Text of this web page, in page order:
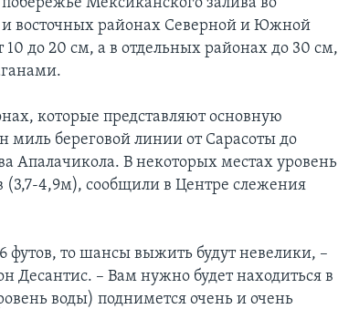
восточных районах Северной и Южной
10 до 20 см, а в отдельных районах до 30 см,
которые представляют основную
миль береговой линии от Сарасоты до
Апалачикола. В некоторых местах уровень
(3,7-4,9м), сообщили в Центре слежения
футов, то шансы выжить будут невелики, –
Десантис. – Вам нужно будет находиться в
воды) поднимется очень и очень